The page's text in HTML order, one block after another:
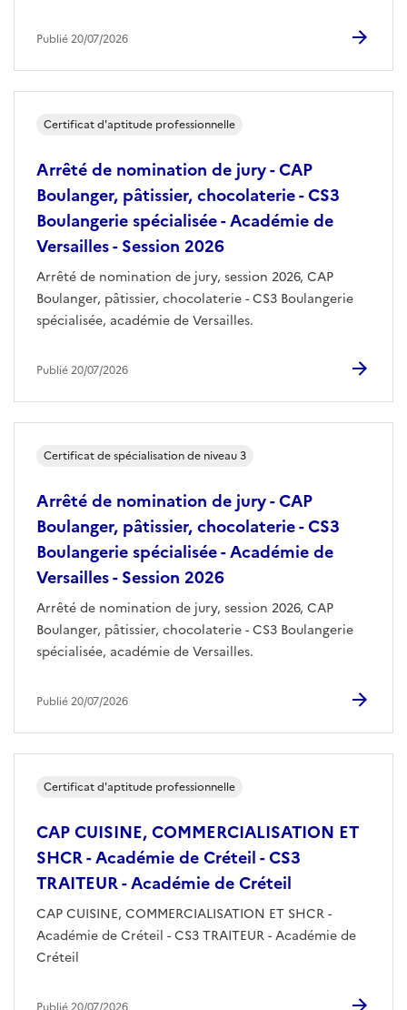
Publié 20/07/2026
Arrêté de nomination de jury - CAP
Boulanger, pâtissier, chocolaterie - CS3
Boulangerie spécialisée - Académie de
Versailles - Session 2026
Arrêté de nomination de jury, session 2026, CAP
Boulanger, pâtissier, chocolaterie - CS3 Boulangerie
spécialisée, académie de Versailles.
Certificat d'aptitude professionnelle
Publié 20/07/2026
Arrêté de nomination de jury - CAP
Boulanger, pâtissier, chocolaterie - CS3
Boulangerie spécialisée - Académie de
Versailles - Session 2026
Arrêté de nomination de jury, session 2026, CAP
Boulanger, pâtissier, chocolaterie - CS3 Boulangerie
spécialisée, académie de Versailles.
Certificat de spécialisation de niveau 3
Publié 20/07/2026
CAP CUISINE, COMMERCIALISATION ET
SHCR - Académie de Créteil - CS3
TRAITEUR - Académie de Créteil
CAP CUISINE, COMMERCIALISATION ET SHCR -
Académie de Créteil - CS3 TRAITEUR - Académie de
Créteil
Certificat d'aptitude professionnelle